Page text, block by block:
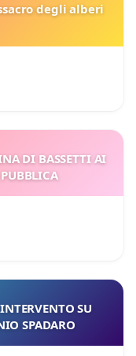
degli alberi
DI BASSETTI AI
SU
SPADARO